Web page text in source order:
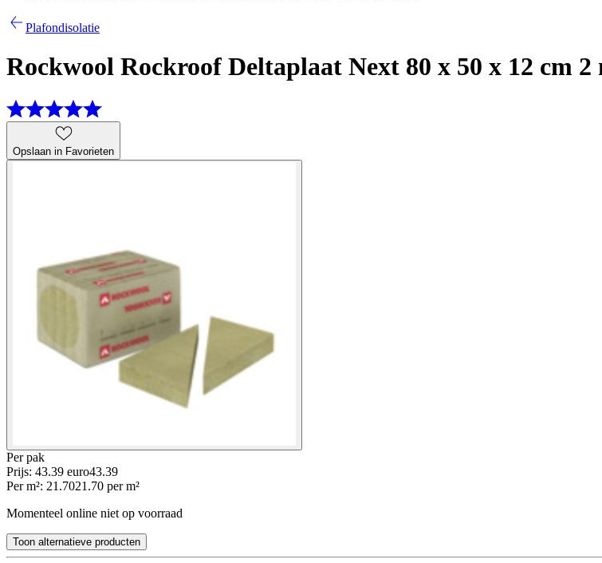
Plafondisolatie
Rockwool Rockroof Deltaplaat Next 80 x 50 x 12 cm 2
Opslaan in Favorieten
Per pak
Prijs: 43.39 euro43.39
Per m²: 21.7021.70 per m²
Momenteel online niet op voorraad
Toon alternatieve producten